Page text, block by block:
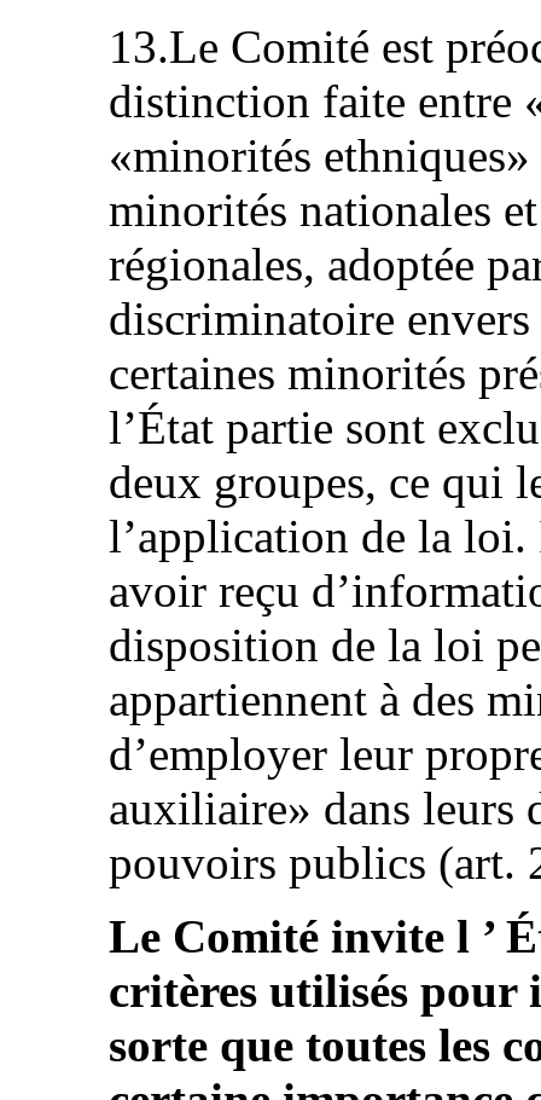
13.Le Comité est
distinction faite entre
«minorités
minorités nationales
régionales, adoptée
discriminatoire
certaines minorités
l’État partie sont
deux groupes, ce qui
l’application de la loi.
avoir reçu
disposition de la loi
appartiennent à des
d’employer leur
auxiliaire» dans leurs
pouvoirs publics (art.
Le Comité invite l ’
critères utilisés pour
sorte que toutes les